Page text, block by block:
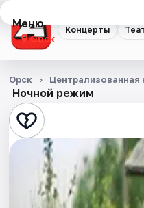
Концерты
Меню
Орск
Концерты
Театр
Стендап
Спорт
События
Ночной режим
Орск Централизованная